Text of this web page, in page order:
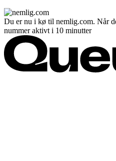
Du er nu i kø til nemlig.com. Når
nummer aktivt i 10 minutter